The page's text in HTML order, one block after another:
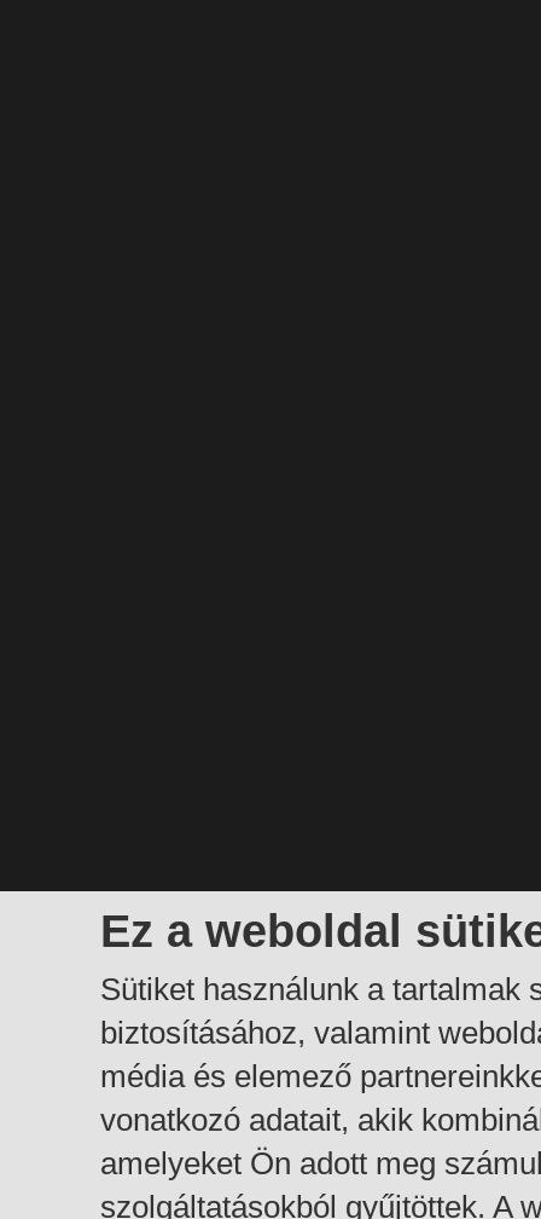
Ez a weboldal
Sütiket használunk a tartalmak
biztosításához, valamint
média és elemező
vonatkozó adatait, akik
amelyeket Ön adott meg
szolgáltatásokból gyűjtöttek. A